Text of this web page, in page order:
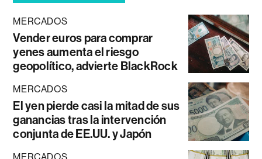
MERCADOS
Vender euros para comprar
yenes aumenta el riesgo
geopolítico, advierte BlackRock
MERCADOS
El yen pierde casi la mitad de sus
ganancias tras la intervención
conjunta de EE.UU. y Japón